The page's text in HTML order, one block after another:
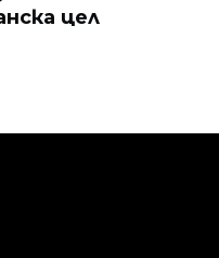
цел